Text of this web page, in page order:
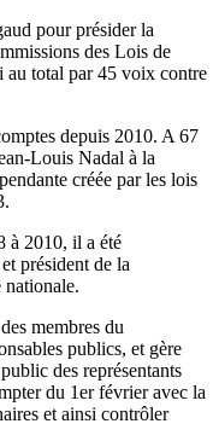
pour présider la
des Lois de
au total par 45 voix contre
depuis 2010. A 67
Louis Nadal à la
créée par les lois
à 2010, il a été
président de la
nationale.
membres du
publics, et gère
des représentants
du 1er février avec la
et ainsi contrôler